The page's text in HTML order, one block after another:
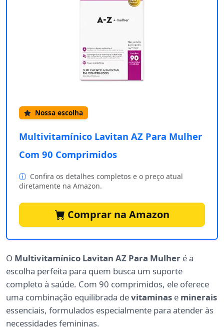
Nossa escolha
Multivitamínico Lavitan AZ Para Mulher
Com 90 Comprimidos
Confira os detalhes completos e o preço atual
diretamente na Amazon.
Comprar na Amazon
O Multivitamínico Lavitan AZ Para Mulher é a
escolha perfeita para quem busca um suporte
completo à saúde. Com 90 comprimidos, ele oferece
uma combinação equilibrada devitaminas e minerais
essenciais, formulados especialmente para atender às
necessidades femininas.